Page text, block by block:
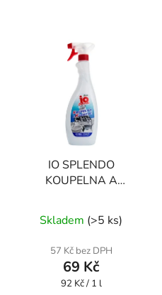
IO SPLENDO
KOUPELNA A
univerzální čistič
Skladem (>5 ks)
57 Kč bez DPH
69 Kč
Měrná
92 Kč / 1 l